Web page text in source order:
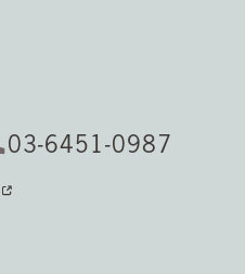
03-6451-0987